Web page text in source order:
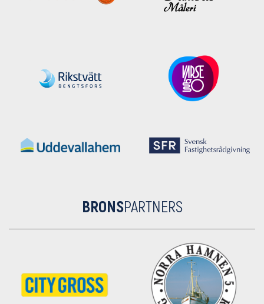
BRONSPARTNERS